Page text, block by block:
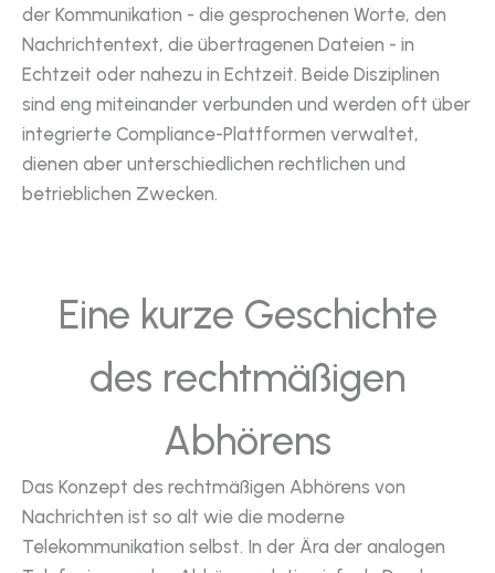
der Kommunikation - die gesprochenen Worte, den
Nachrichtentext, die übertragenen Dateien - in
Echtzeit oder nahezu in Echtzeit. Beide Disziplinen
sind eng miteinander verbunden und werden oft über
integrierte Compliance-Plattformen verwaltet,
dienen aber unterschiedlichen rechtlichen und
betrieblichen Zwecken.
Eine kurze Geschichte
des rechtmäßigen
Abhörens
Das Konzept des rechtmäßigen Abhörens von
Nachrichten ist so alt wie die moderne
Telekommunikation selbst. In der Ära der analogen